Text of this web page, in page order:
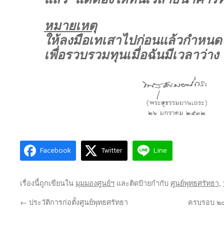
หมายเหตุ
ให้ลงมือเทเสาไปก่อนแล้วกำหน
เพื่อรวบรวมทุนเมื่อฉันมีเวลาว่าง
Facebook Twitter Line
เรื่องนี้ถูกเขียนใน มุมมองศูนย์ฯ และติดป้ายกำกับ ศูนย์พุทธศรัทธา,
← ประวัติการก่อตั้งศูนย์พุทธศรัทธา ครบรอบ ๒